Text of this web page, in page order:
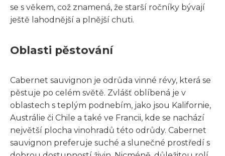
se s věkem, což znamená, že starší ročníky bývají
ještě lahodnější a plnější chuti.
Oblasti pěstování
Cabernet sauvignon je odrůda vinné révy, která se
pěstuje po celém světě. Zvlášť oblíbená je v
oblastech s teplým podnebím, jako jsou Kalifornie,
Austrálie či Chile a také ve Francii, kde se nachází
největší plocha vinohradů této odrůdy. Cabernet
sauvignon preferuje suché a slunečné prostředí s